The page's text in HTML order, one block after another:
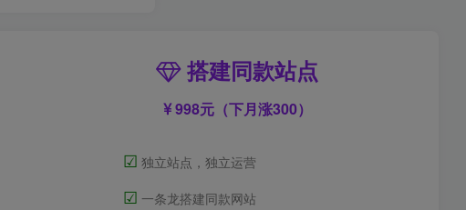
搭建同款站点
998元（下月涨300）
☑ 独立站点，独立运营
☑ 一条龙搭建同款网站